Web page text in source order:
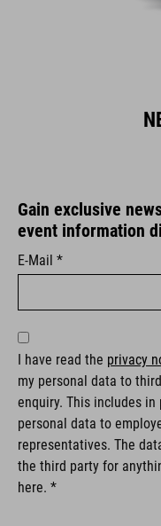
Gain exclusive
event information
E-Mail *
I have read the privacy
my personal data to
enquiry. This includes
personal data to
representatives. The
the third party for
here. *